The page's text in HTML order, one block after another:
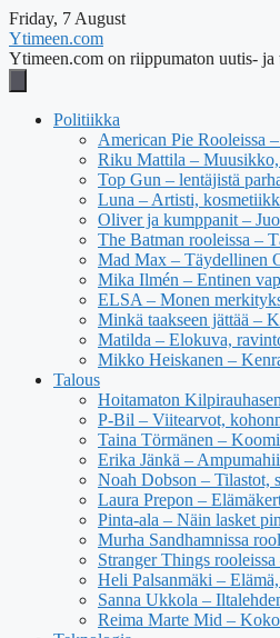
Friday, 7 August
Ytimeen.com
Ytimeen.com on riippumaton uutis-
Politiikka
American Pie Rooleissa
Riku Mattila –
Top Gun – lentäjistä
Luna – Artisti,
Oliver ja kumppanit –
The Batman rooleissa –
Mad Max – Täydellinen
Mika Ilmén – Entinen
ELSA – Monen
Minkä taakseen jättää –
Matilda – Elokuva,
Mikko Heiskanen –
Talous
Hoitamaton
P-Bil – Viitearvot,
Taina Törmänen –
Erika Jänkä –
Noah Dobson – Tilastot,
Laura Prepon –
Pinta-ala – Näin lasket
Murha Sandhamnissa
Stranger Things
Heli Palsanmäki –
Sanna Ukkola –
Reima Marte Mid –